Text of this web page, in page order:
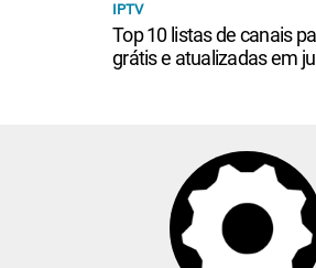
IPTV
Top 10 listas de canais
grátis e atualizadas em